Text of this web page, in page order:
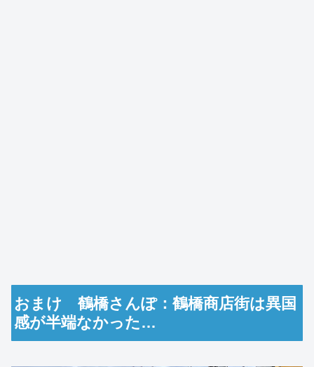
おまけ 鶴橋さんぽ：鶴橋商店街は異国
感が半端なかった…